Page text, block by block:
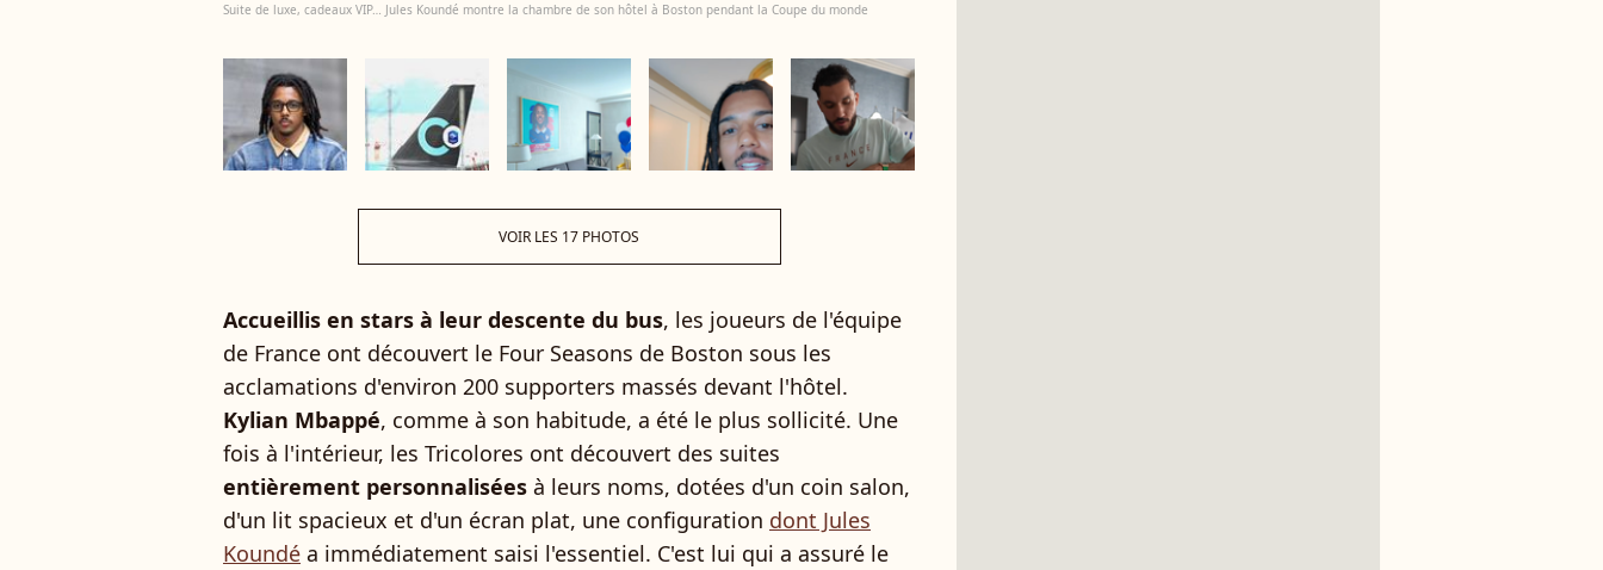
Suite de luxe, cadeaux VIP… Jules Koundé montre la chambre de son hôtel à Boston pendant la Coupe du monde
VOIR LES 17 PHOTOS
Accueillis en stars à leur descente du bus, les joueurs de l'équipe
de France ont découvert le Four Seasons de Boston sous les
acclamations d'environ 200 supporters massés devant l'hôtel.
Kylian Mbappé, comme à son habitude, a été le plus sollicité. Une
fois à l'intérieur, les Tricolores ont découvert des suites
entièrement personnalisées à leurs noms, dotées d'un coin salon,
d'un lit spacieux et d'un écran plat, une configuration dont Jules
Koundé a immédiatement saisi l'essentiel. C'est lui qui a assuré le